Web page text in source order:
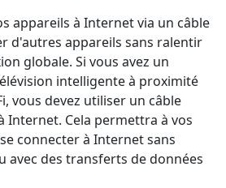
appareils à Internet via un câble
d'autres appareils sans ralentir
globale. Si vous avez un
intelligente à proximité
vous devez utiliser un câble
Internet. Cela permettra à vos
connecter à Internet sans
avec des transferts de données